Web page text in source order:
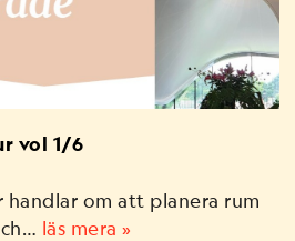
vol 1/6
om att planera rum
läs mera »